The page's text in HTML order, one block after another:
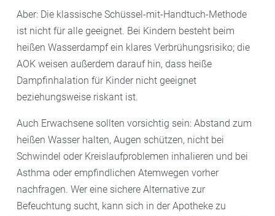
Aber: Die klassische Schüssel-mit-Handtuch-Methode
ist nicht für alle geeignet. Bei Kindern besteht beim
heißen Wasserdampf ein klares Verbrühungsrisiko; die
AOK weisen außerdem darauf hin, dass heiße
Dampfinhalation für Kinder nicht geeignet
beziehungsweise riskant ist.
Auch Erwachsene sollten vorsichtig sein: Abstand zum
heißen Wasser halten, Augen schützen, nicht bei
Schwindel oder Kreislaufproblemen inhalieren und bei
Asthma oder empfindlichen Atemwegen vorher
nachfragen. Wer eine sichere Alternative zur
Befeuchtung sucht, kann sich in der Apotheke zu